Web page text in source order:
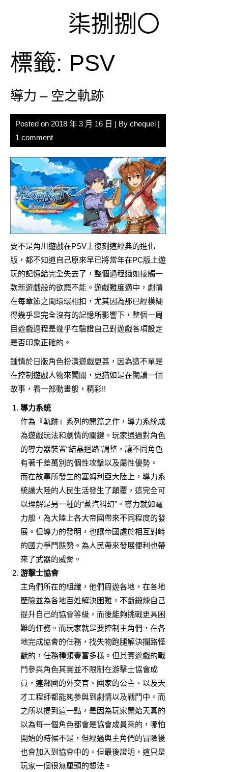
柒捌捌〇
標籤: PSV
導力 – 空之軌跡
Posted on 2018 年 3 月 16 日 | By chequel |
1 comment
要不是角川遊戲在PSV上復刻這經典的進化
版，都不知道自己原來早已將當年在PC版上遊
玩的記憶給完全失去了，整個過程猶如接觸一
款新遊戲般的欲罷不能。遊戲難度適中，劇情
在每章節之間環環相扣，尤其因為那已經模糊
得幾乎是完全沒有的記憶所影響下，整個一周
目遊戲過程是幾乎在驗證自己對遊戲各項設定
是否印象正確的。
鍾情於日版角色扮演遊戲更甚，因為這不單是
在控制遊戲人物來闖關，更猶如是在閱讀一個
故事，看一部動畫般，精彩!!
導力系統
作為『軌跡』系列的開篇之作，導力系統成
為遊戲玩法和劇情的關鍵。玩家通過對角色
的導力器裝置“結晶迴路”調整，讓不同角色
有著千差萬別的個性攻擊以及屬性優勢。
而在故事所發生的塞姆利亞大陸上，導力系
統讓大陸的人民生活發生了顛覆，這完全可
以理解是另一種的“蒸汽科幻”。導力就如電
力般，為大陸上各大帝國帶來不同程度的發
展。但導力的發明，也讓帝國處於相互對峙
的國力爭鬥態勢。為人民帶來發展便利也帶
來了武器的威脅。
游擊士協會
主角們所在的組織，他們周遊各地，在各地
歷險並為各地百姓解決困難，不斷鍛煉自己
提升自己的協會等級，而後能夠挑戰更具困
難的任務。而玩家就是要控制主角們，在各
地完成協會的任務，找失物跑腿解決攔路怪
獸的，任務種類豐富多樣。但其實遊戲的戰
鬥參與角色其實並不限制在游擊士協會成
員，連鄰國的外交官、國家的公主、以及天
才工程師都能夠參與到劇情以及戰鬥中。而
之所以提到這一點，是因為玩家開始天真的
以為每一個角色都會是協會成員來的，哪怕
開始的時候不是，但經過與主角們的冒險後
也會加入到協會中的。但最後證明，這只是
玩家一個很無厘頭的想法。